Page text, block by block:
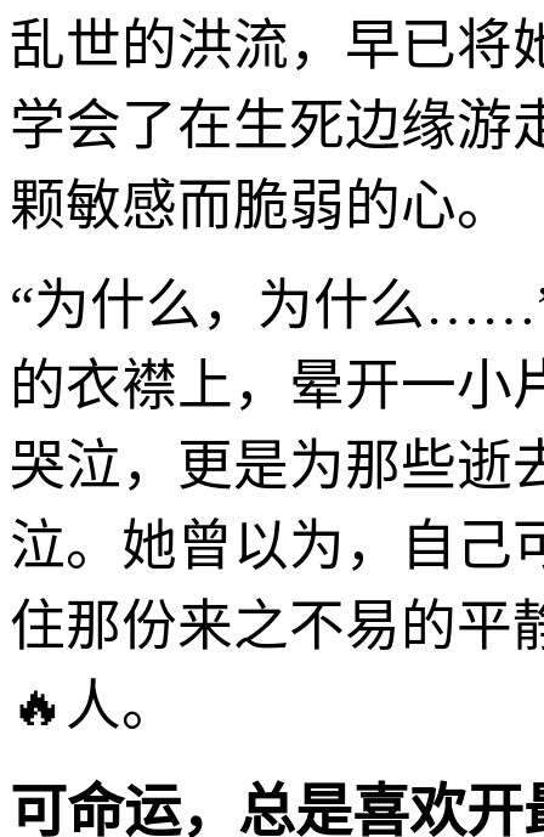
乱世的洪流，早已将
学会了在生死边缘游
颗敏感而脆弱的心。
“为什么，为什么
的衣襟上，晕开一小
哭泣，更是为那些逝
泣。她曾以为，自己
住那份来之不易的平
🔥人。
可命运，总是喜欢